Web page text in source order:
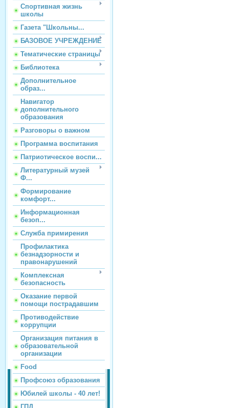
Спортивная жизнь
школы
Газета "Школьны...
БАЗОВОЕ УЧРЕЖДЕНИЕ
Тематические страницы
Библиотека
Дополнительное
образ...
Навигатор
дополнительного
образования
Разговоры о важном
Программа воспитания
Патриотическое воспи...
Литературный музей
Ф...
Формирование
комфорт...
Информационная
безоп...
Служба примирения
Профилактика
безнадзорности и
правонарушений
Комплексная
безопасность
Оказание первой
помощи пострадавшим
Противодействие
коррупции
Организация питания в
образовательной
организации
Food
Профсоюз образования
Юбилей школы - 40 лет!